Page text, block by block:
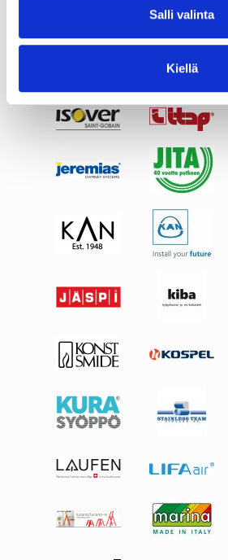
Salli valinta
Kiellä